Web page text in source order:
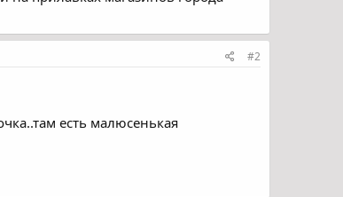
#2
есть малюсенькая